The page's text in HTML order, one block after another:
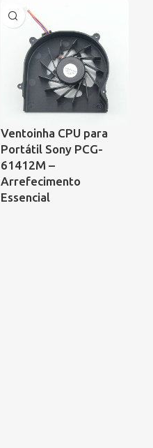
Ventoinha CPU para
Portátil Sony PCG-
61412M –
Arrefecimento
Essencial